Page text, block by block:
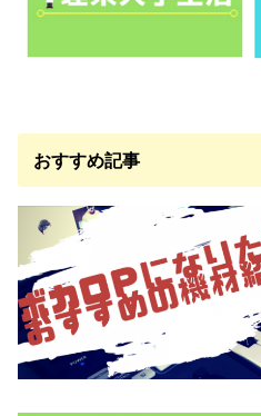
おすすめ記事